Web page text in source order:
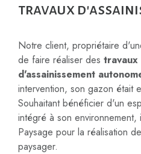
travaux
Notre client, propriétaire
de faire réaliser des travaux
d'assainissement
intervention, son gazon était
Souhaitant bénéficier d'un
intégré à son
Paysage pour la réalisation
paysager.